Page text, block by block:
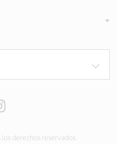
derechos reservados.